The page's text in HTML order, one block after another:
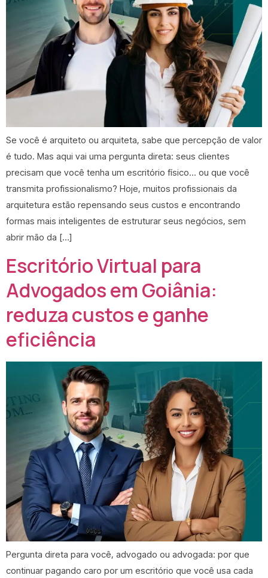
Se você é arquiteto ou arquiteta, sabe que percepção de valor
é tudo. Mas aqui vai uma pergunta direta: seus clientes
precisam que você tenha um escritório físico… ou que você
transmita profissionalismo? Hoje, muitos profissionais da
arquitetura estão repensando seus custos e encontrando
formas mais inteligentes de estruturar seus negócios, sem
abrir mão da […]
Escritório Virtual para
Advogados em Goiânia:
reduza custos e ganhe
eficiência
Pergunta direta para você, advogado ou advogada: por que
continuar pagando caro por um escritório que você usa cada